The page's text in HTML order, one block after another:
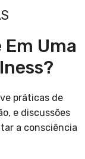
Em Uma
práticas de
e discussões
a consciência